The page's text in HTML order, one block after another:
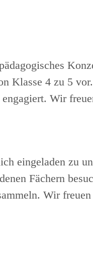
Klasse 4 zu 5
Wir
eingeladen zu
Fächern
Wir